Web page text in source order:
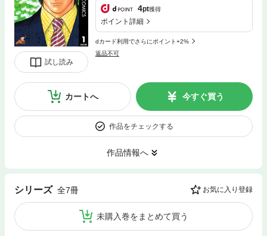
試し読み
4pt獲得
ポイント詳細
dカード利用でさらにポイント+2%
返品不可
カートへ 今すぐ買う
作品をチェックする
作品情報へ
シリーズ 全7冊 お気に入り登録
未購入巻をまとめて買う